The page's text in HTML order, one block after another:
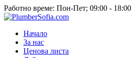
Работно време: Пон-Пет; 09:00 - 18:00
Начало
За нас
Ценова листа